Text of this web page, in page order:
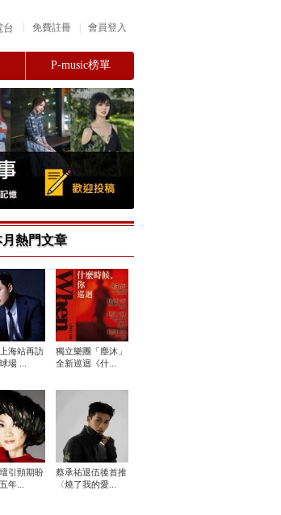
會員登入
免費註冊
台
P-music榜單
熱門文章
海站再訪
場 ...
獨立樂團「塵沐」
全新巡迴《什...
引頸期盼
年...
蔡承祐退伍後首推
〈燒了我的愛...